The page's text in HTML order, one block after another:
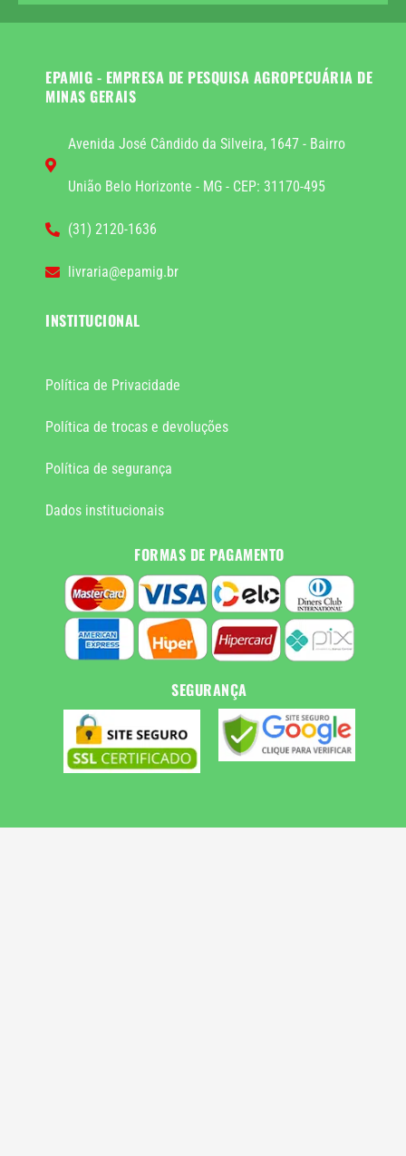
EPAMIG - EMPRESA DE PESQUISA AGROPECUÁRIA DE
MINAS GERAIS
Avenida José Cândido da Silveira, 1647 - Bairro
União Belo Horizonte - MG - CEP: 31170-495
(31) 2120-1636
livraria@epamig.br
INSTITUCIONAL
Política de Privacidade
Política de trocas e devoluções
Política de segurança
Dados institucionais
FORMAS DE PAGAMENTO
SEGURANÇA